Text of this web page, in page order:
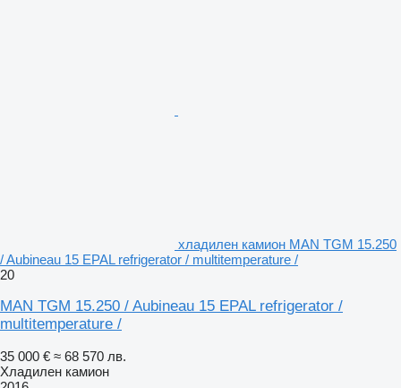
хладилен камион MAN TGM 15.250
/ Aubineau 15 EPAL refrigerator / multitemperature /
20
MAN TGM 15.250 / Aubineau 15 EPAL refrigerator /
multitemperature /
35 000 € ≈ 68 570 лв.
Хладилен камион